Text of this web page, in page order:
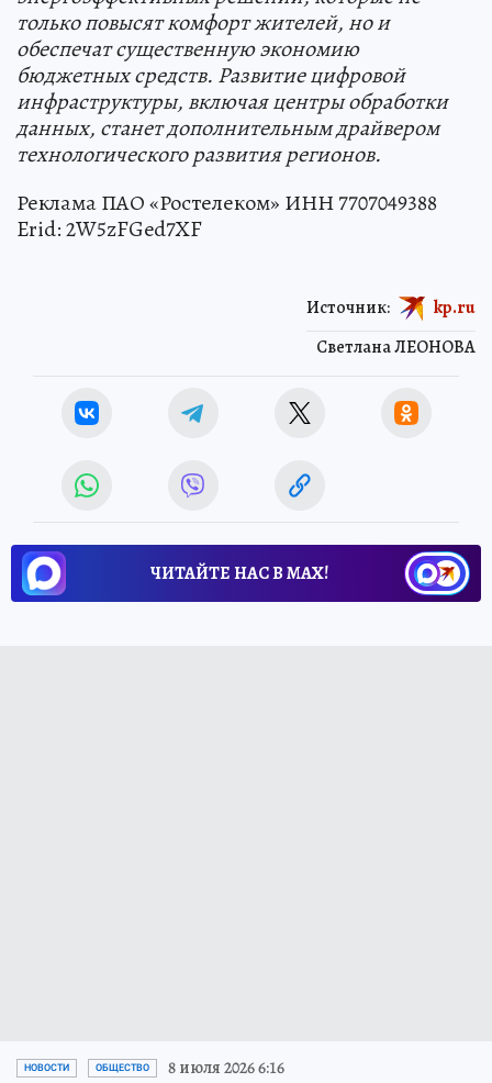
только повысят комфорт жителей, но и
обеспечат существенную экономию
бюджетных средств. Развитие цифровой
инфраструктуры, включая центры обработки
данных, станет дополнительным драйвером
технологического развития регионов.
Реклама ПАО «Ростелеком» ИНН 7707049388
Erid: 2W5zFGed7XF
Светлана ЛЕОНОВА
Источник: kp.ru
ЧИТАЙТЕ НАС В МАХ!
НОВОСТИ ОБЩЕСТВО 8 июля 2026 6:16